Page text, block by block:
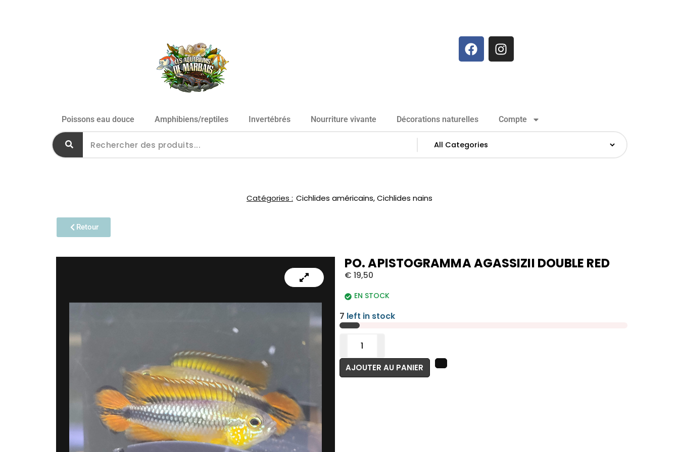
Poissons eau douce Amphibiens/reptiles Invertébrés Nourriture vivante Décorations naturelles Compte
Catégories : Cichlides américains,Cichlides nains
Retour
PO. APISTOGRAMMA AGASSIZII DOUBLE RED
€ 19,50
EN STOCK
7 left in stock
AJOUTER AU PANIER